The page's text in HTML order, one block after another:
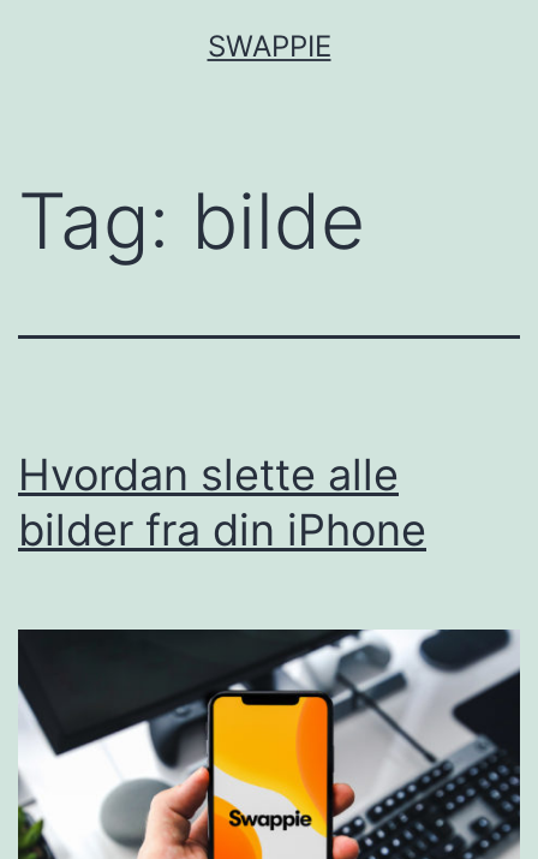
SWAPPIE
Tag: bilde
Hvordan slette alle
bilder fra din iPhone